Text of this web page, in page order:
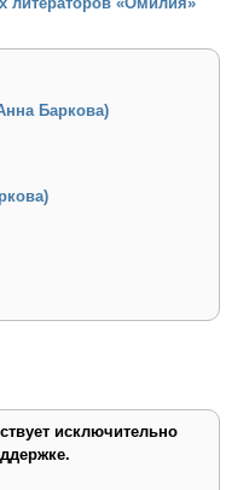
Баркова)
исключительно